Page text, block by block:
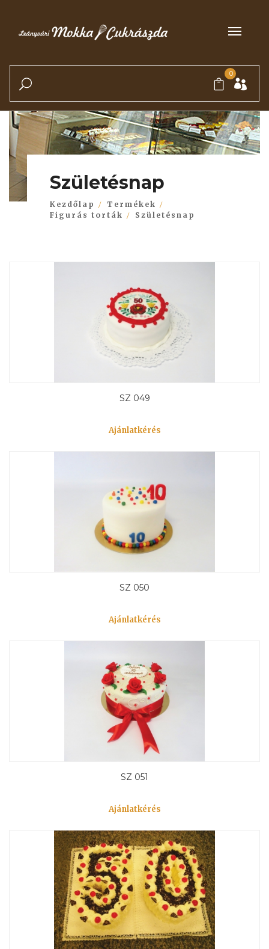
0
Születésnap
Kezdőlap
Termékek
Figurás torták
Születésnap
SZ 049
Ajánlatkérés
SZ 050
Ajánlatkérés
SZ 051
Ajánlatkérés